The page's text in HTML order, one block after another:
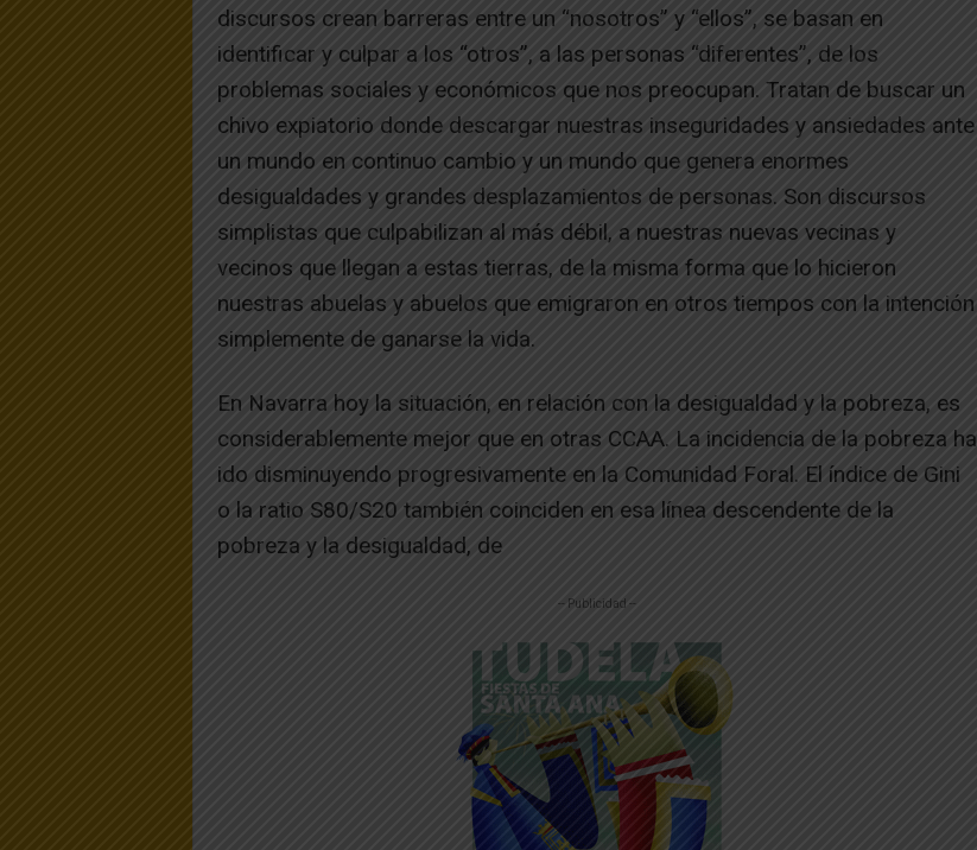
discursos crean barreras entre un “nosotros” y “ellos”, se basan en
identificar y culpar a los “otros”, a las personas “diferentes”, de los
problemas sociales y económicos que nos preocupan. Tratan de buscar un
chivo expiatorio donde descargar nuestras inseguridades y ansiedades ante
un mundo en continuo cambio y un mundo que genera enormes
desigualdades y grandes desplazamientos de personas. Son discursos
simplistas que culpabilizan al más débil, a nuestras nuevas vecinas y
vecinos que llegan a estas tierras, de la misma forma que lo hicieron
nuestras abuelas y abuelos que emigraron en otros tiempos con la intención
simplemente de ganarse la vida.
En Navarra hoy la situación, en relación con la desigualdad y la pobreza, es
considerablemente mejor que en otras CCAA. La incidencia de la pobreza ha
ido disminuyendo progresivamente en la Comunidad Foral. El índice de Gini
o la ratio S80/S20 también coinciden en esa línea descendente de la
pobreza y la desigualdad, de
-- Publicidad --